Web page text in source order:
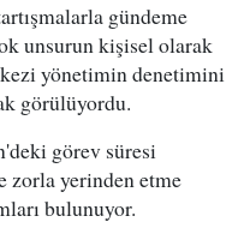
gündeme
unsurun kişisel olarak
yönetimin denetimini
görülüyordu.
görev süresi
zorla yerinden etme
bulunuyor.